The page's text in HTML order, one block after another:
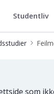
Studentliv
som